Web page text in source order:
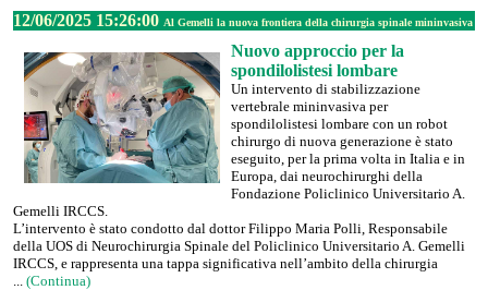
12/06/2025 15:26:00 Al Gemelli la nuova frontiera della chirurgia spinale mininvasiva
Nuovo approccio per la
spondilolistesi lombare
Un intervento di stabilizzazione
vertebrale mininvasiva per
spondilolistesi lombare con un robot
chirurgo di nuova generazione è stato
eseguito, per la prima volta in Italia e in
Europa, dai neurochirurghi della
Fondazione Policlinico Universitario A.
Gemelli IRCCS.
L’intervento è stato condotto dal dottor Filippo Maria Polli, Responsabile
della UOS di Neurochirurgia Spinale del Policlinico Universitario A. Gemelli
IRCCS, e rappresenta una tappa significativa nell’ambito della chirurgia
... (Continua)